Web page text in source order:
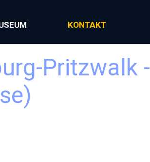
▼
KONTAKT
Pritzwalk -